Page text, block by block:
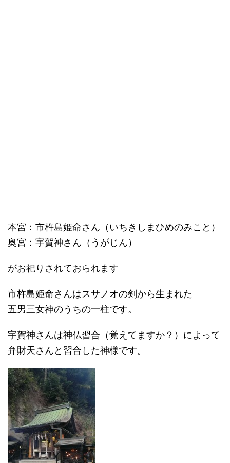
本宮：市杵島姫命さん（いちきしまひめのみこと）
奥宮：宇賀神さん（うがじん）
がお祀りされておられます
市杵島姫命さんはスサノオの剣から生まれた
五男三女神のうちの一柱です。
宇賀神さんは神仏習合（覚えてますか？）によって
弁財天さんと習合した神様です。